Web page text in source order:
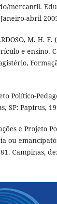
mercantil.
abril
M. H. F.
e ensino.
Político-
SP: Papirus,
e Projeto
ou
Campinas,